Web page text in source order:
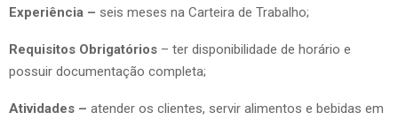
Experiência – seis meses na Carteira de Trabalho;
Requisitos Obrigatórios – ter disponibilidade de horário e
possuir documentação completa;
Atividades – atender os clientes, servir alimentos e bebidas em